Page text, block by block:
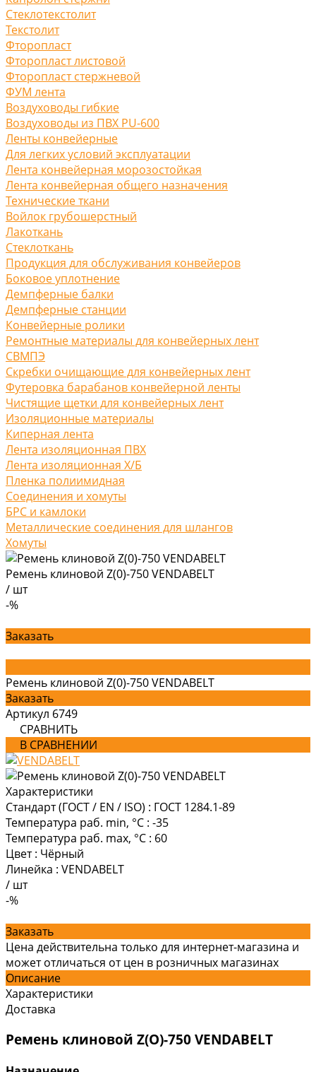
Стеклотекстолит
Текстолит
Фторопласт
Фторопласт листовой
Фторопласт стержневой
ФУМ лента
Воздуховоды гибкие
Воздуховоды из ПВХ PU-600
Ленты конвейерные
Для легких условий эксплуатации
Лента конвейерная морозостойкая
Лента конвейерная общего назначения
Технические ткани
Войлок грубошерстный
Лакоткань
Стеклоткань
Продукция для обслуживания конвейеров
Боковое уплотнение
Демпферные балки
Демпферные станции
Конвейерные ролики
Ремонтные материалы для конвейерных лент
СВМПЭ
Скребки очищающие для конвейерных лент
Футеровка барабанов конвейерной ленты
Чистящие щетки для конвейерных лент
Изоляционные материалы
Киперная лента
Лента изоляционная ПВХ
Лента изоляционная Х/Б
Пленка полиимидная
Соединения и хомуты
БРС и камлоки
Металлические соединения для шлангов
Хомуты
Ремень клиновой Z(0)-750 VENDABELT
/ шт
-%
Заказать
Ремень клиновой Z(0)-750 VENDABELT
Заказать
Артикул 6749
СРАВНИТЬ
В СРАВНЕНИИ
Характеристики
Стандарт (ГОСТ / EN / ISO) : ГОСТ 1284.1-89
Температура раб. min, °C : -35
Температура раб. max, °C : 60
Цвет : Чёрный
Линейка : VENDABELT
/ шт
-%
Заказать
Цена действительна только для интернет-магазина и
может отличаться от цен в розничных магазинах
Описание
Характеристики
Доставка
Ремень клиновой Z(O)-750 VENDABELT